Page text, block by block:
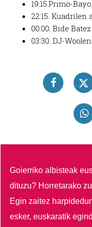
19:15.Primo-
22:15. Kuadrilen
00:00. Bide
03:30. DJ-Woolen.
Goierriko albisteak
dituzu? Horretarako
Egin zaitez
esker, euskaratik